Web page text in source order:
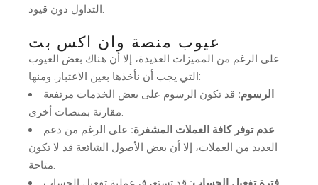
التداول دون قيود.
عيوب منصة وان اكس بت
على الرغم من المميزات العديدة، إلا أن هناك بعض العيوب
التي يجب أن نأخذها بعين الاعتبار. ومنها:
الرسوم: قد تكون الرسوم على بعض الخدمات مرتفعة
مقارنة بمنصات أخرى.
عدم توفر كافة العملات المشفرة: على الرغم من دعم
العديد من العملات، إلا أن بعض الأصول الشائعة قد لا تكون
متاحة.